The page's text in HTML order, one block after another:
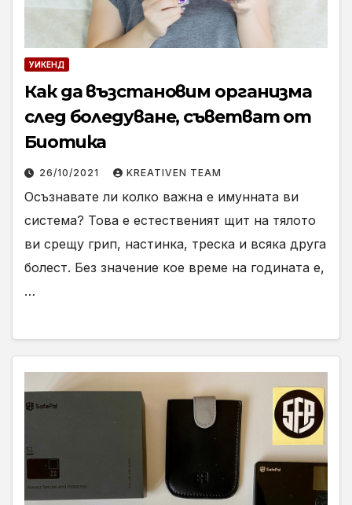
УИКЕНД
Как да възстановим организма
след боледуване, съветват от
Биотика
26/10/2021 KREATIVEN TEAM
Осъзнавате ли колко важна е имунната ви
система? Това е естественият щит на тялото
ви срещу грип, настинка, треска и всяка друга
болест. Без значение кое време на годината е,
…